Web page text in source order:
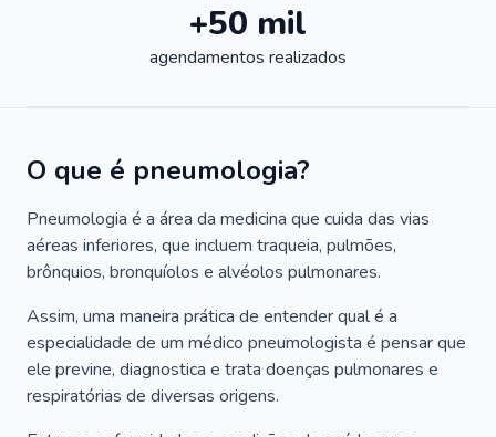
+50 mil
agendamentos realizados
O que é pneumologia?
Pneumologia é a área da medicina que cuida das vias
aéreas inferiores, que incluem traqueia, pulmões,
brônquios, bronquíolos e alvéolos pulmonares.
Assim, uma maneira prática de entender qual é a
especialidade de um médico pneumologista é pensar que
ele previne, diagnostica e trata doenças pulmonares e
respiratórias de diversas origens.